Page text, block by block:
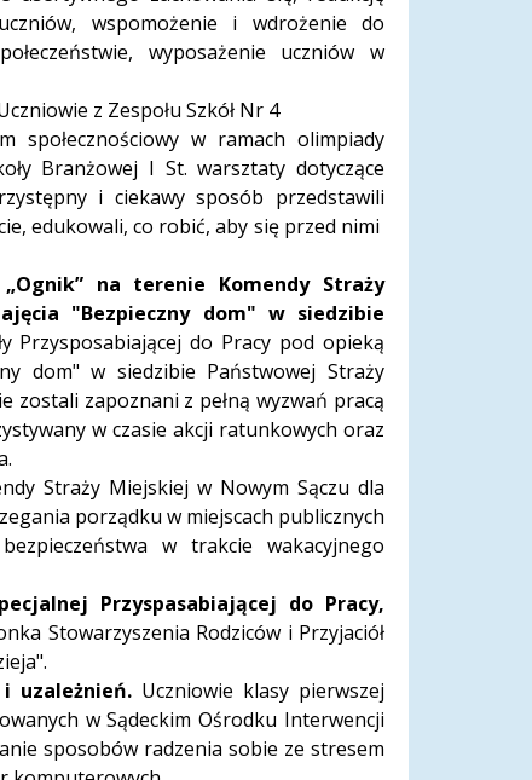
wspomożenie i wdrożenie do
wyposażenie uczniów w
z Zespołu Szkół Nr 4
w ramach olimpiady
Branżowej I St. warsztaty dotyczące
i ciekawy sposób przedstawili
edukowali, co robić, aby się przed nimi
na terenie Komendy Straży
"Bezpieczny dom" w siedzibie
Przysposabiającej do Pracy pod opieką
dom" w siedzibie Państwowej Straży
zostali zapoznani z pełną wyzwań pracą
w czasie akcji ratunkowych oraz
Straży Miejskiej w Nowym Sączu dla
porządku w miejscach publicznych
w trakcie wakacyjnego
Przyspasabiającej do Pracy,
Stowarzyszenia Rodziców i Przyjaciół
uzależnień. Uczniowie klasy pierwszej
w Sądeckim Ośrodku Interwencji
sposobów radzenia sobie ze stresem